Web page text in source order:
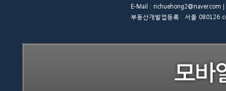
E-Mail :
부동산개발업등록 : 서울 080126